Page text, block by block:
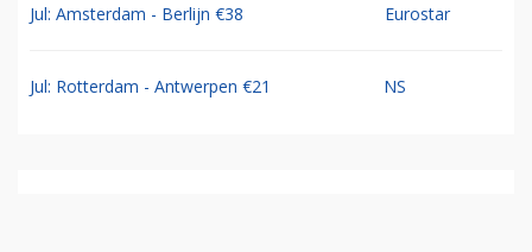
Jul: Amsterdam - Berlijn €38 Eurostar
Jul: Rotterdam - Antwerpen €21 NS